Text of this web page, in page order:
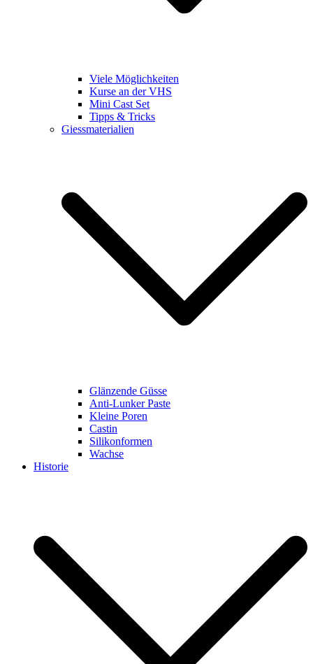
Viele Möglichkeiten
Kurse an der VHS
Mini Cast Set
Tipps & Tricks
Giessmaterialien
Glänzende Güsse
Anti-Lunker Paste
Kleine Poren
Castin
Silikonformen
Wachse
Historie